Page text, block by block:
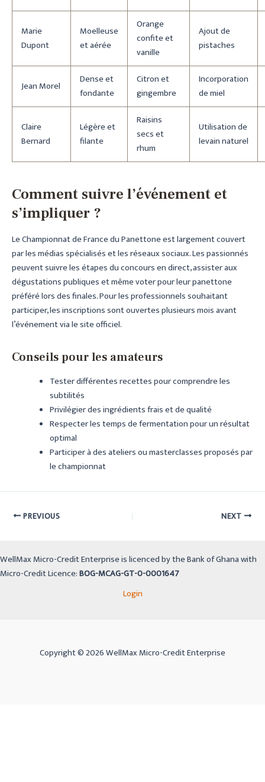
Marie
Dupont
Moelleuse
et aérée
Orange
confite et
vanille
Ajout de
pistaches
Jean Morel
Dense et
fondante
Citron et
gingembre
Incorporation
de miel
Claire
Bernard
Légère et
filante
Raisins
secs et
rhum
Utilisation de
levain naturel
Comment suivre l’événement et
s’impliquer ?
Le Championnat de France du Panettone est largement couvert
par les médias spécialisés et les réseaux sociaux. Les passionnés
peuvent suivre les étapes du concours en direct, assister aux
dégustations publiques et même voter pour leur panettone
préféré lors des finales. Pour les professionnels souhaitant
participer, les inscriptions sont ouvertes plusieurs mois avant
l’événement via le site officiel.
Conseils pour les amateurs
Tester différentes recettes pour comprendre les
subtilités
Privilégier des ingrédients frais et de qualité
Respecter les temps de fermentation pour un résultat
optimal
Participer à des ateliers ou masterclasses proposés par
le championnat
PREVIOUS NEXT
WellMax Micro-Credit Enterprise is licenced by the Bank of Ghana with
Micro-Credit Licence:BOG-MCAG-GT-0-0001647
Login
Copyright © 2026 WellMax Micro-Credit Enterprise